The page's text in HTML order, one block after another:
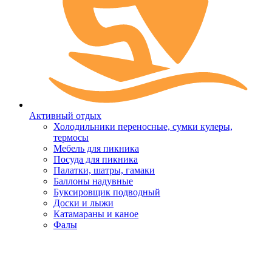
Активный отдых
Холодильники переносные, сумки кулеры,
термосы
Мебель для пикника
Посуда для пикника
Палатки, шатры, гамаки
Баллоны надувные
Буксировщик подводный
Доски и лыжи
Катамараны и каное
Фалы